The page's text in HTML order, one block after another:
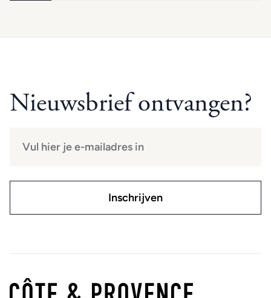
Nieuwsbrief ontvangen?